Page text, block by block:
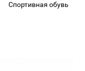
Спортивная обувь